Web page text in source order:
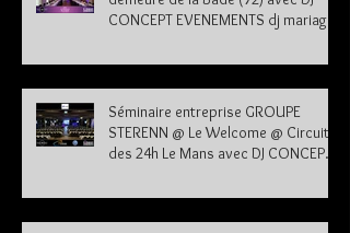
CONCEPT EVENEMENTS dj mariage
Séminaire entreprise GROUPE
STERENN @ Le Welcome @ Circuit
des 24h Le Mans avec DJ CONCEPT